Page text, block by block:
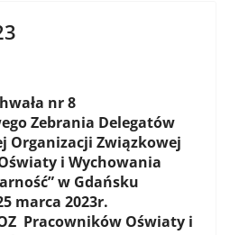
nr 8
Zebrania Delegatów
Organizacji Związkowej
i Wychowania
w Gdańsku
marca 2023r.
Pracowników Oświaty i